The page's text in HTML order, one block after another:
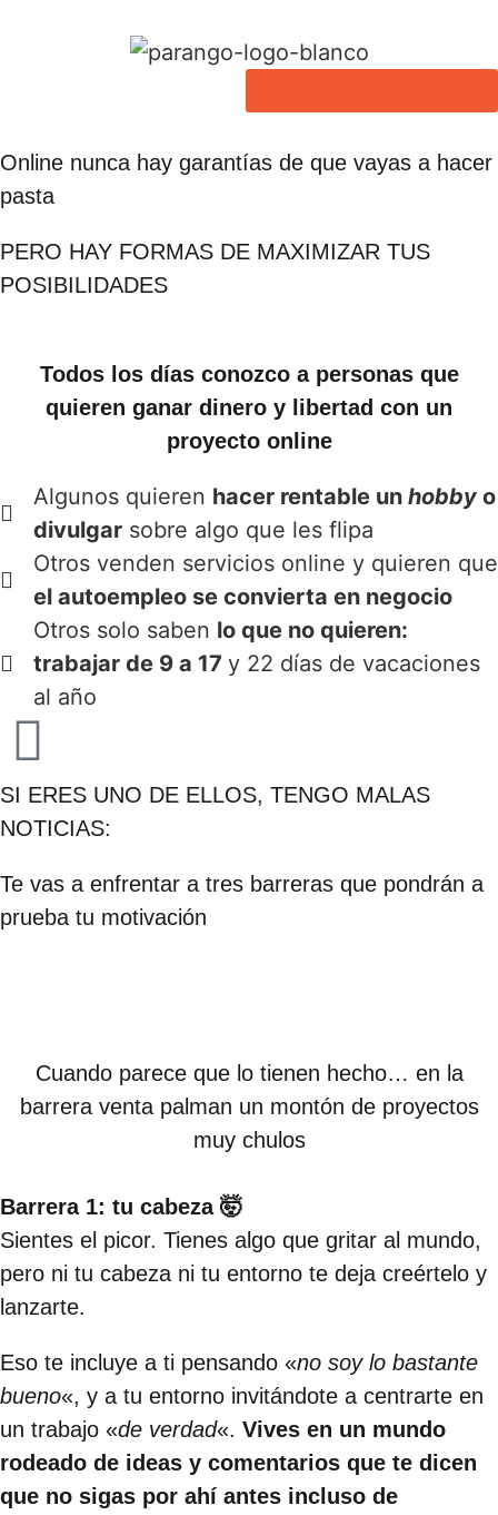
Online nunca hay garantías de que vayas a hacer
pasta
PERO HAY FORMAS DE MAXIMIZAR TUS
POSIBILIDADES
Todos los días conozco a personas que
quieren ganar dinero y libertad con un
proyecto online
Algunos quieren hacer rentable un hobby o
divulgar sobre algo que les flipa
Otros venden servicios online y quieren que
el autoempleo se convierta en negocio
Otros solo saben lo que no quieren:
trabajar de 9 a 17 y 22 días de vacaciones
al año
SI ERES UNO DE ELLOS, TENGO MALAS
NOTICIAS:
Te vas a enfrentar a tres barreras que pondrán a
prueba tu motivación
Cuando parece que lo tienen hecho… en la
barrera venta palman un montón de proyectos
muy chulos
Barrera 1: tu cabeza 🤯
Sientes el picor. Tienes algo que gritar al mundo,
pero ni tu cabeza ni tu entorno te deja creértelo y
lanzarte.
Eso te incluye a ti pensando «no soy lo bastante
bueno«, y a tu entorno invitándote a centrarte en
un trabajo «de verdad«. Vives en un mundo
rodeado de ideas y comentarios que te dicen
que no sigas por ahí antes incluso de